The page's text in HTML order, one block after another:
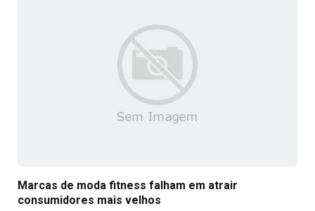
Marcas de moda fitness falham em atrair
consumidores mais velhos